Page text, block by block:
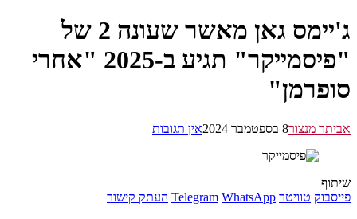
ג'יימס גאן מאשר שעונה 2 של
"פיסמייקר" תגיע ב-2025 "אחרי
מנצור8 בספטמבר 2024 אין תגובות
טוויטר Telegram WhatsApp העתק קישור